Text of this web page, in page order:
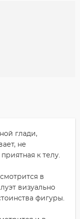
глади,
не
к телу.
в
визуально
фигуры.